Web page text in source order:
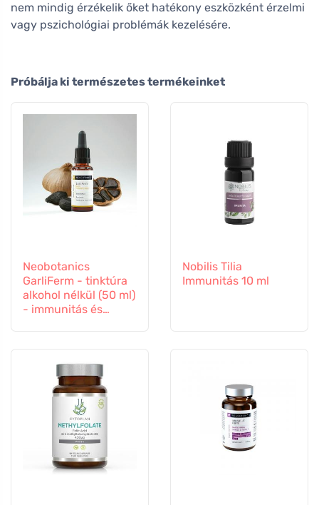
nem mindig érzékelik őket hatékony eszközként érzelmi
vagy pszichológiai problémák kezelésére.
Próbálja ki természetes termékeinket
Neobotanics
GarliFerm - tinktúra
alkohol nélkül (50 ml)
- immunitás és
Nobilis Tilia
Immunitás 10 ml